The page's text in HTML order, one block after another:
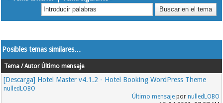
Posibles temas similares…
Tema / Autor Último mensaje
[Descarga] Hotel Master v4.1.2 - Hotel Booking WordPress Theme
nulledLOBO
Último mensajepor nulledLOBO